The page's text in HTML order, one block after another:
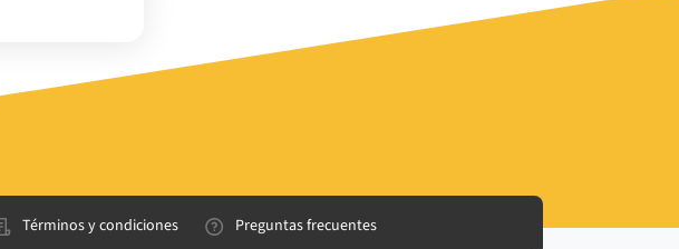
Términos y condiciones Preguntas frecuentes